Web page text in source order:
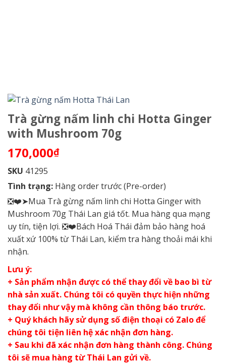
Trà gừng nấm linh chi Hotta Ginger
with Mushroom 70g
170,000₫
SKU 41295
Tình trạng: Hàng order trước (Pre-order)
❎❤️➤Mua Trà gừng nấm linh chi Hotta Ginger with
Mushroom 70g Thái Lan giá tốt. Mua hàng qua mạng
uy tín, tiện lợi. ❎❤️Bách Hoá Thái đảm bảo hàng hoá
xuất xứ 100% từ Thái Lan, kiểm tra hàng thoải mái khi
nhận.
Lưu ý:
+ Sản phẩm nhận được có thể thay đổi về bao bì từ
nhà sản xuất. Chúng tôi có quyền thực hiện những
thay đổi như vậy mà không cần thông báo trước.
+ Quý khách hãy sử dụng số điện thoại có Zalo để
chúng tôi tiện liên hệ xác nhận đơn hàng.
+ Sau khi đã xác nhận đơn hàng thành công. Chúng
tôi sẽ mua hàng từ Thái Lan gửi về.